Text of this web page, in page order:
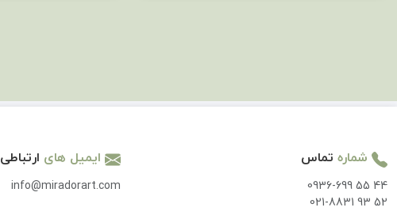
شماره تماس
0936-699 55 44
021-8831 93 52
ایمیل های ارتباطی
info@miradorart.com